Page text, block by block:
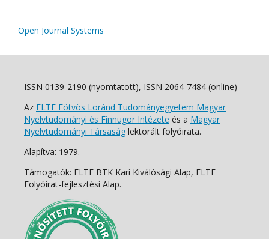
Open Journal Systems
ISSN 0139-2190 (nyomtatott), ISSN 2064-7484 (online)
Az ELTE Eötvös Loránd Tudományegyetem Magyar
Nyelvtudományi és Finnugor Intézete és a Magyar
Nyelvtudományi Társaság lektorált folyóirata.
Alapítva: 1979.
Támogatók: ELTE BTK Kari Kiválósági Alap, ELTE
Folyóirat-fejlesztési Alap.